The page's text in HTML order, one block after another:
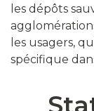
les dépôts
les usagers,
spécifique